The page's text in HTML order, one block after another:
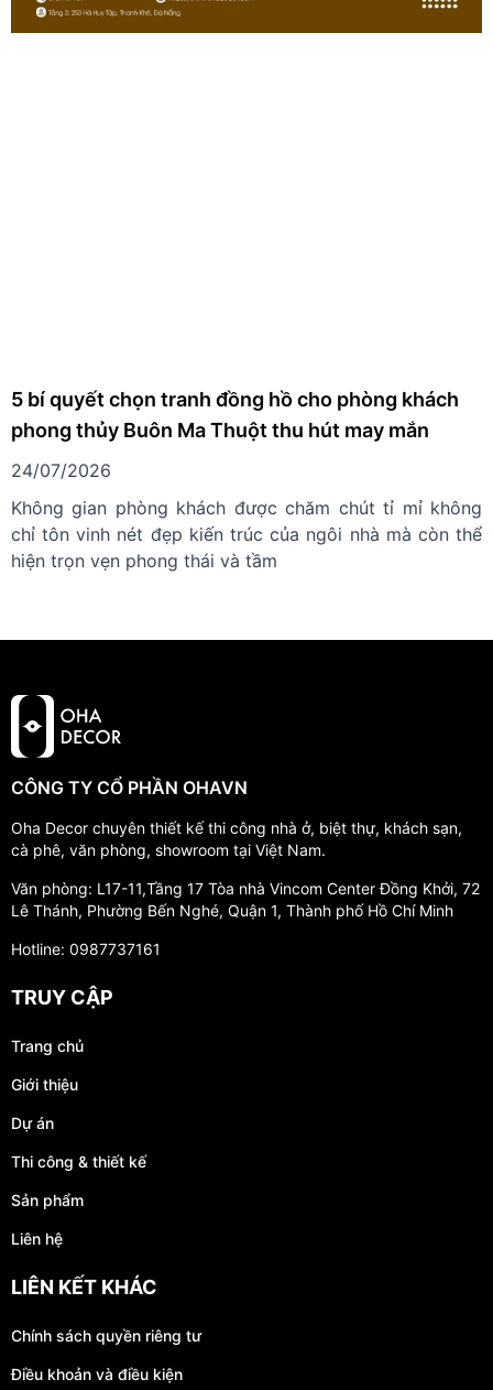
5 bí quyết chọn tranh đồng hồ cho phòng khách
phong thủy Buôn Ma Thuột thu hút may mắn
24/07/2026
Không gian phòng khách được chăm chút tỉ mỉ không
chỉ tôn vinh nét đẹp kiến trúc của ngôi nhà mà còn thể
hiện trọn vẹn phong thái và tầm
CÔNG TY CỔ PHẦN OHAVN
Oha Decor chuyên thiết kế thi công nhà ở, biệt thự, khách sạn,
cà phê, văn phòng, showroom tại Việt Nam.
Văn phòng: L17-11,Tầng 17 Tòa nhà Vincom Center Đồng Khởi, 72
Lê Thánh, Phường Bến Nghé, Quận 1, Thành phố Hồ Chí Minh
Hotline: 0987737161
TRUY CẬP
Trang chủ
Giới thiệu
Dự án
Thi công & thiết kế
Sản phẩm
Liên hệ
LIÊN KẾT KHÁC
Chính sách quyền riêng tư
Điều khoản và điều kiện